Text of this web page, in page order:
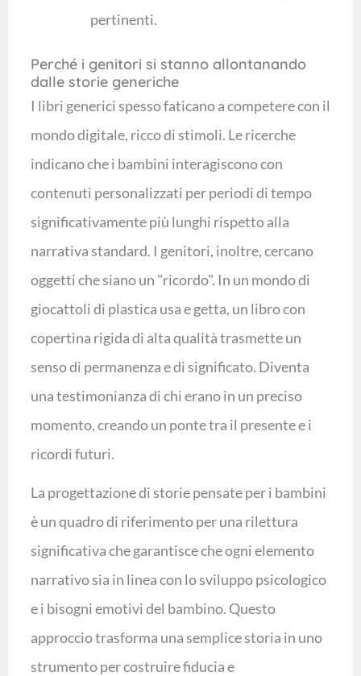
pertinenti.
Perché i genitori si stanno allontanando
dalle storie generiche
I libri generici spesso faticano a competere con il
mondo digitale, ricco di stimoli. Le ricerche
indicano che i bambini interagiscono con
contenuti personalizzati per periodi di tempo
significativamente più lunghi rispetto alla
narrativa standard. I genitori, inoltre, cercano
oggetti che siano un "ricordo". In un mondo di
giocattoli di plastica usa e getta, un libro con
copertina rigida di alta qualità trasmette un
senso di permanenza e di significato. Diventa
una testimonianza di chi erano in un preciso
momento, creando un ponte tra il presente e i
ricordi futuri.
La progettazione di storie pensate per i bambini
è un quadro di riferimento per una rilettura
significativa che garantisce che ogni elemento
narrativo sia in linea con lo sviluppo psicologico
e i bisogni emotivi del bambino. Questo
approccio trasforma una semplice storia in uno
strumento per costruire fiducia e